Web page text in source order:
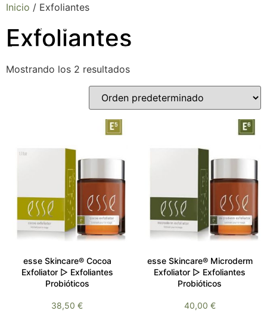
Inicio / Exfoliantes
Exfoliantes
Mostrando los 2 resultados
esse Skincare® Cocoa
Exfoliator ▷ Exfoliantes
Probióticos
38,50€
esse Skincare® Microderm
Exfoliator ▷ Exfoliantes
Probióticos
40,00 €